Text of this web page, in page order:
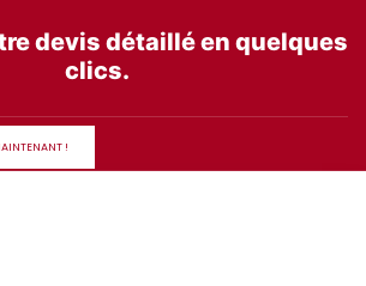
devis détaillé en quelques
clics.
!